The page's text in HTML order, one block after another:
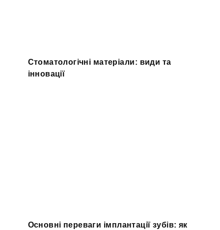
Стоматологічні матеріали: види та
інновації
Основні переваги імплантації зубів: як